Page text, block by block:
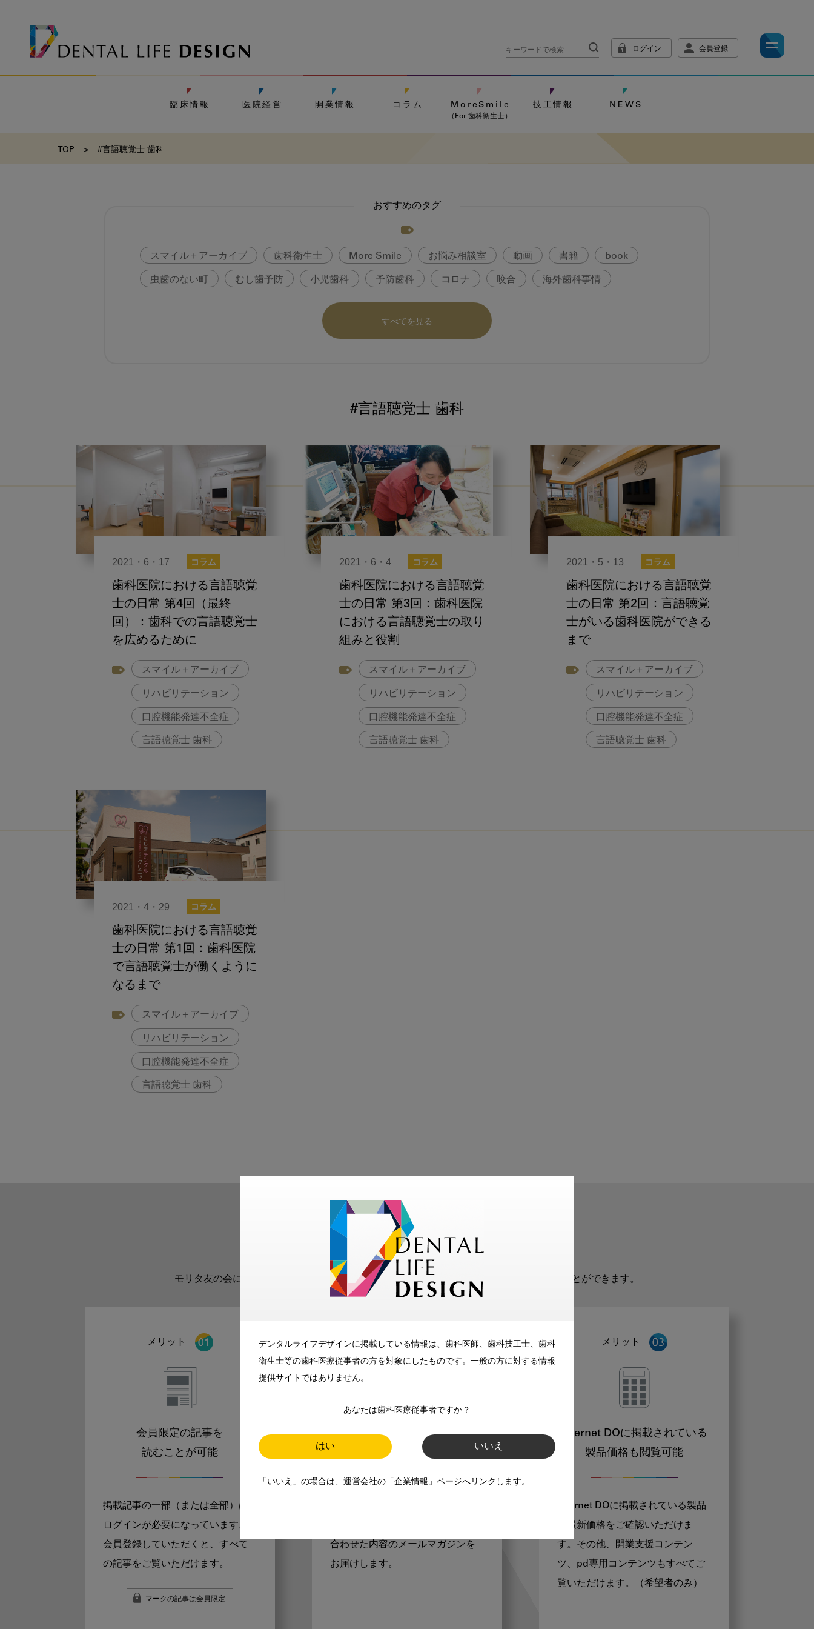
デンタルライフデザインに掲載している情報は、歯科医師、歯科技工士、歯科
衛生士等の歯科医療従事者の方を対象にしたものです。一般の方に対する情報
提供サイトではありません。
あなたは歯科医療従事者ですか？
はい いいえ
「いいえ」の場合は、運営会社の「企業情報」ページへリンクします。
ログイン 会員登録
臨床情報 医院経営 開業情報 コラム MoreSmile
（For 歯科衛生士）
技工情報 NEWS
TOP > #言語聴覚士 歯科
おすすめのタグ
スマイル＋アーカイブ 歯科衛生士 More Smile お悩み相談室 動画 書籍 book
虫歯のない町 むし歯予防 小児歯科 予防歯科 コロナ 咬合 海外歯科事情
医科歯科連携 口腔機能発達不全症
感染予防 いま○○が知りたい
すべてを見る
#言語聴覚士 歯科
2021・6・17 コラム
歯科医院における言語聴覚
士の日常 第4回（最終
回）：歯科での言語聴覚士
を広めるために
スマイル＋アーカイブ
リハビリテーション
口腔機能発達不全症
言語聴覚士 歯科
2021・6・4 コラム
歯科医院における言語聴覚
士の日常 第3回：歯科医院
における言語聴覚士の取り
組みと役割
スマイル＋アーカイブ
リハビリテーション
口腔機能発達不全症
言語聴覚士 歯科
2021・5・13 コラム
歯科医院における言語聴覚
士の日常 第2回：言語聴覚
士がいる歯科医院ができる
まで
スマイル＋アーカイブ
リハビリテーション
口腔機能発達不全症
言語聴覚士 歯科
2021・4・29 コラム
歯科医院における言語聴覚
士の日常 第1回：歯科医院
で言語聴覚士が働くように
なるまで
スマイル＋アーカイブ
リハビリテーション
口腔機能発達不全症
言語聴覚士 歯科
モリタ友の会 無料会員のご案内
モリタ友の会に登録いただくと、デンタルライフデザインをもっと便利にご利用いただくことができます。
メリット
会員限定の記事を
読むことが可能
掲載記事の一部（または全部）は
ログインが必要になっています。
会員登録していただくと、すべて
の記事をご覧いただけます。
マークの記事は会員限定
メリット
歯科に関するお役立ち情報を
メールマガジンでお届け
合わせた内容のメールマガジンを
お届けします。
メリット
Internet DOに掲載されている
製品価格も閲覧可能
Internet DOに掲載されている製品
の最新価格をご確認いただけま
す。その他、開業支援コンテン
ツ、pd専用コンテンツもすべてご
覧いただけます。（希望者のみ）